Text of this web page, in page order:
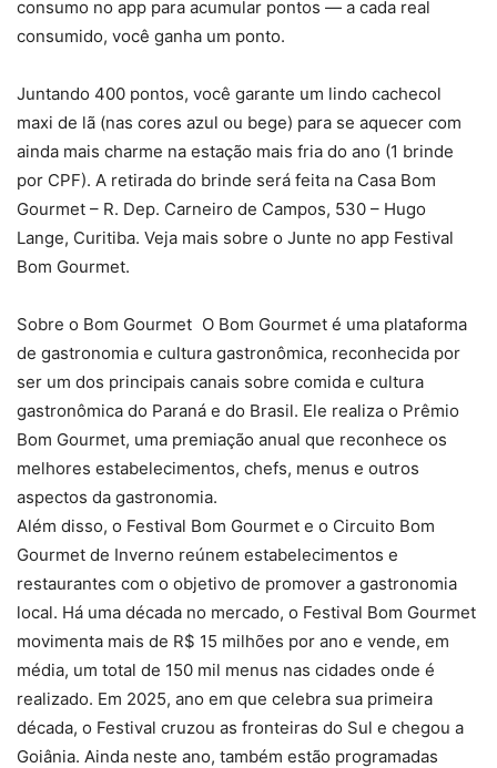
consumo no app para acumular pontos — a cada real
consumido, você ganha um ponto.
Juntando 400 pontos, você garante um lindo cachecol
maxi de lã (nas cores azul ou bege) para se aquecer com
ainda mais charme na estação mais fria do ano (1 brinde
por CPF). A retirada do brinde será feita na Casa Bom
Gourmet – R. Dep. Carneiro de Campos, 530 – Hugo
Lange, Curitiba. Veja mais sobre o Junte no app Festival
Bom Gourmet.
Sobre o Bom Gourmet O Bom Gourmet é uma plataforma
de gastronomia e cultura gastronômica, reconhecida por
ser um dos principais canais sobre comida e cultura
gastronômica do Paraná e do Brasil. Ele realiza o Prêmio
Bom Gourmet, uma premiação anual que reconhece os
melhores estabelecimentos, chefs, menus e outros
aspectos da gastronomia.
Além disso, o Festival Bom Gourmet e o Circuito Bom
Gourmet de Inverno reúnem estabelecimentos e
restaurantes com o objetivo de promover a gastronomia
local. Há uma década no mercado, o Festival Bom Gourmet
movimenta mais de R$ 15 milhões por ano e vende, em
média, um total de 150 mil menus nas cidades onde é
realizado. Em 2025, ano em que celebra sua primeira
década, o Festival cruzou as fronteiras do Sul e chegou a
Goiânia. Ainda neste ano, também estão programadas